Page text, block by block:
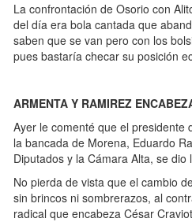
La confrontación de Osorio con
del día era bola cantada que
saben que se van pero con los
pues bastaría checar su posición
ARMENTA Y RAMIREZ
Ayer le comenté que el presidente
la bancada de Morena, Eduardo
Diputados y la Cámara Alta, se
No pierda de vista que el cambio
sin brincos ni sombrerazos, al
radical que encabeza César